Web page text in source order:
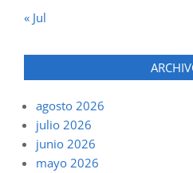
« Jul
agosto 2026
julio 2026
junio 2026
mayo 2026